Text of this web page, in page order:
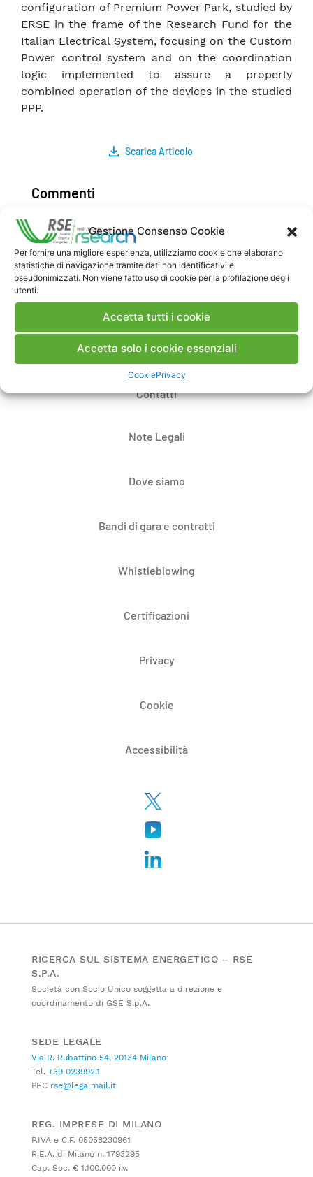
Gestione Consenso Cookie
Per fornire una migliore esperienza, utilizziamo cookie che elaborano
statistiche di navigazione tramite dati non identificativi e
pseudonimizzati. Non viene fatto uso di cookie per la profilazione degli
utenti.
Accetta tutti i cookie
Accetta solo i cookie essenziali
CookiePrivacy
configuration of Premium Power Park, studied by
ERSE in the frame of the Research Fund for the
Italian Electrical System, focusing on the Custom
Power control system and on the coordination
logic implemented to assure a properly
combined operation of the devices in the studied
PPP.
Scarica Articolo
Commenti
Pubblica un commento
Contatti
Note Legali
Dove siamo
Bandi di gara e contratti
Whistleblowing
Certificazioni
Privacy
Cookie
Accessibilità
RICERCA SUL SISTEMA ENERGETICO – RSE
S.P.A.
Società con Socio Unico soggetta a direzione e
coordinamento di GSE S.p.A.
SEDE LEGALE
Via R. Rubattino 54, 20134 Milano
Tel. +39 023992.1
PEC rse@legalmail.it
REG. IMPRESE DI MILANO
P.IVA e C.F. 05058230961
R.E.A. di Milano n. 1793295
Cap. Soc. € 1.100.000 i.v.